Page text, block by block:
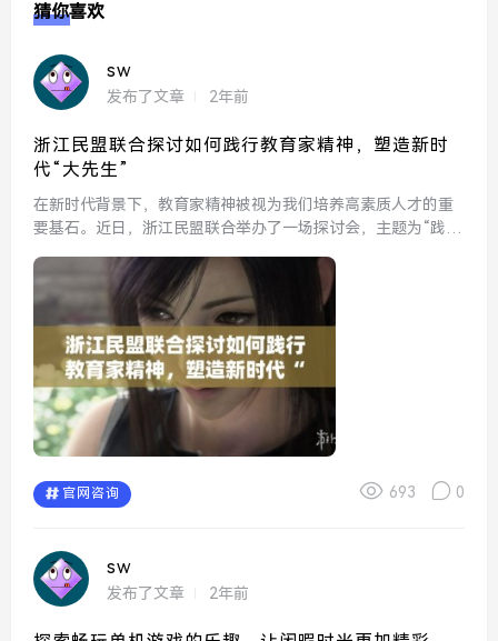
猜你喜欢
sw
发布了文章 2年前
浙江民盟联合探讨如何践行教育家精神，塑造新时
代“大先生”
在新时代背景下，教育家精神被视为我们培养高素质人才的重
要基石。近日，浙江民盟联合举办了一场探讨会，主题为“践行
内涵、实践案例以及如何在新时代背景下塑造具备这种精神的
教...
官网咨询 693 0
sw
发布了文章 2年前